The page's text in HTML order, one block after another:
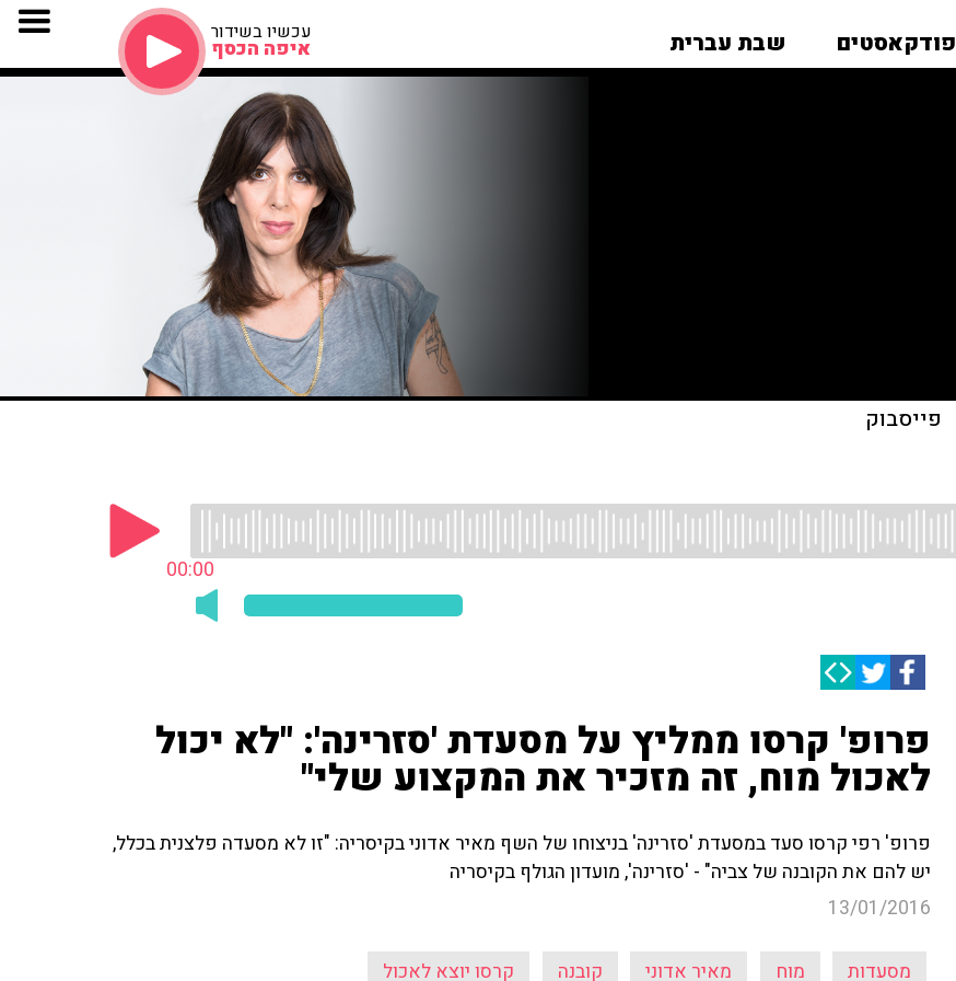
פודקאסטים שבת עברית עכשיו בשידור
איפה הכסף
פייסבוק
00:00
פרופ' קרסו ממליץ על מסעדת 'סזרינה': "לא יכול
לאכול מוח, זה מזכיר את המקצוע שלי"
פרופ' רפי קרסו סעד במסעדת 'סזרינה' בניצוחו של השף מאיר אדוני בקיסריה: "זו לא מסעדה פלצנית בכלל,
יש להם את הקובנה של צביה" - 'סזרינה', מועדון הגולף בקיסריה
13/01/2016
מסעדות מוח מאיר אדוני קובנה קרסו יוצא לאכול